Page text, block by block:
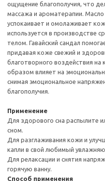
ощущение благополучия, что
массажа и ароматерапии. Масло
успокаивает и омолаживает
используется в производстве
телом. Гавайский сандал
придавая коже свежий и
благотворного воздействия
образом влияет на
снимая эмоциональное
благополучия.
Применение
Для здорового сна распылите
сном.
Для разглаживания кожи и
капли в свой любимый
Для релаксации и снятия
горячую ванну.
Способ применения